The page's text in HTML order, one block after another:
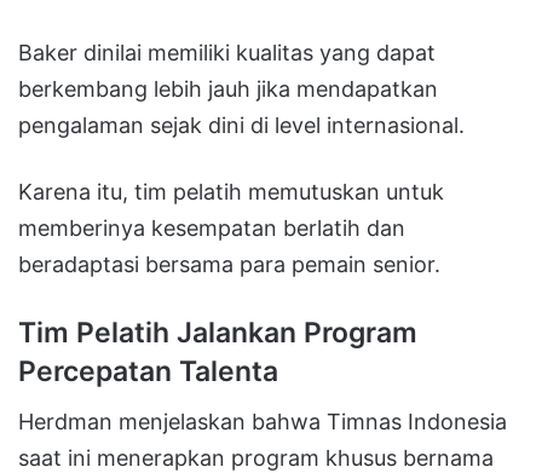
Baker dinilai memiliki kualitas yang dapat
berkembang lebih jauh jika mendapatkan
pengalaman sejak dini di level internasional.
Karena itu, tim pelatih memutuskan untuk
memberinya kesempatan berlatih dan
beradaptasi bersama para pemain senior.
Tim Pelatih Jalankan Program
Percepatan Talenta
Herdman menjelaskan bahwa Timnas Indonesia
saat ini menerapkan program khusus bernama